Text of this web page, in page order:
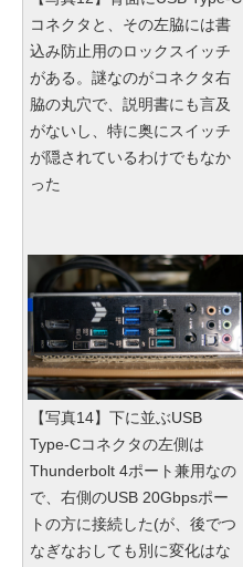
コネクタと、その左脇には書
込み防止用のロックスイッチ
がある。謎なのがコネクタ右
脇の丸穴で、説明書にも言及
がないし、特に奥にスイッチ
が隠されているわけでもなか
った
【写真14】下に並ぶUSB
Type-Cコネクタの左側は
Thunderbolt 4ポート兼用なの
で、右側のUSB 20Gbpsポー
トの方に接続した(が、後でつ
なぎなおしても別に変化はな